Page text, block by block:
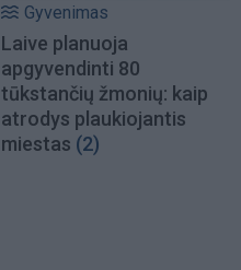
Gyvenimas
Laive planuoja
apgyvendinti 80
tūkstančių žmonių: kaip
atrodys plaukiojantis
miestas (2)